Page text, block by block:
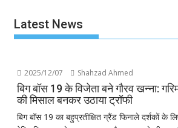
Latest News
2025/12/07 Shahzad Ahmed
बिग बॉस 19 के विजेता बने गौरव खन्ना:
की मिसाल बनकर उठाया ट्रॉफी
बिग बॉस 19 का बहुप्रतीक्षित ग्रैंड फिनाले दर्शकों के